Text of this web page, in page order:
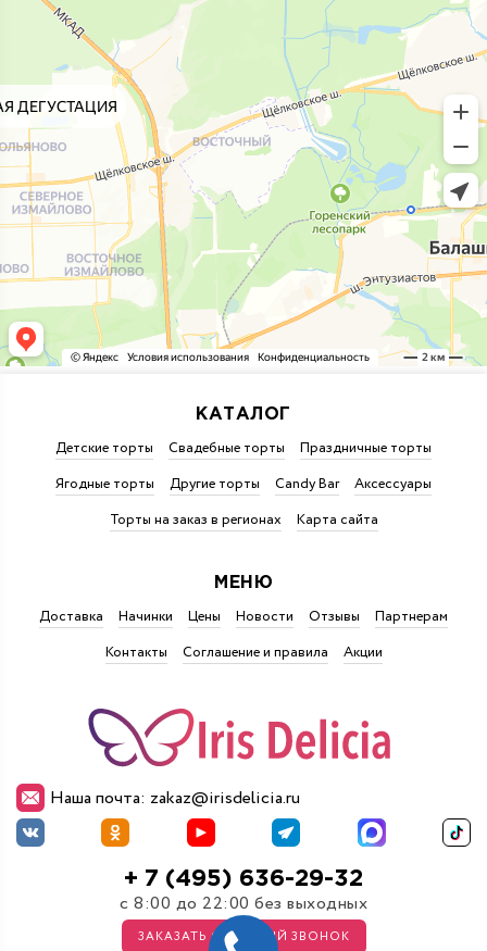
Наша почта: zakaz@irisdelicia.ru
+ 7 (495) 636-29-32
с 8:00 до 22:00 без выходных
ЗАКАЗАТЬ ОБРАТНЫЙ ЗВОНОК
КАТАЛОГ
Детские торты Свадебные торты
Праздничные торты
Ягодные торты
Другие торты Candy Bar
Аксессуары
Торты на заказ в регионах
Карта сайта
МЕНЮ
Доставка Начинки Цены Новости Отзывы
Партнерам
Контакты
Соглашение и правила Акции